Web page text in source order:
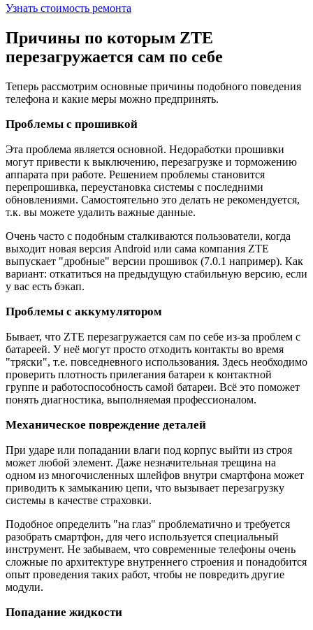
Узнать стоимость ремонта
Причины по которым ZTE
перезагружается сам по себе
Теперь рассмотрим основные причины подобного поведения
телефона и какие меры можно предпринять.
Проблемы с прошивкой
Эта проблема является основной. Недоработки прошивки
могут привести к выключению, перезагрузке и торможению
аппарата при работе. Решением проблемы становится
перепрошивка, переустановка системы с последними
обновлениями. Самостоятельно это делать не рекомендуется,
т.к. вы можете удалить важные данные.
Очень часто с подобным сталкиваются пользователи, когда
выходит новая версия Android или сама компания ZTE
выпускает "дробные" версии прошивок (7.0.1 например). Как
вариант: откатиться на предыдущую стабильную версию, если
у вас есть бэкап.
Проблемы с аккумулятором
Бывает, что ZTE перезагружается сам по себе из-за проблем с
батареей. У неё могут просто отходить контакты во время
"тряски", т.е. повседневного использования. Здесь необходимо
проверить плотность прилегания батареи к контактной
группе и работоспособность самой батареи. Всё это поможет
понять диагностика, выполняемая профессионалом.
Механическое повреждение деталей
При ударе или попадании влаги под корпус выйти из строя
может любой элемент. Даже незначительная трещина на
одном из многочисленных шлейфов внутри смартфона может
приводить к замыканию цепи, что вызывает перезагрузку
системы в качестве страховки.
Подобное определить "на глаз" проблематично и требуется
разобрать смартфон, для чего используется специальный
инструмент. Не забываем, что современные телефоны очень
сложные по архитектуре внутреннего строения и понадобится
опыт проведения таких работ, чтобы не повредить другие
модули.
Попадание жидкости